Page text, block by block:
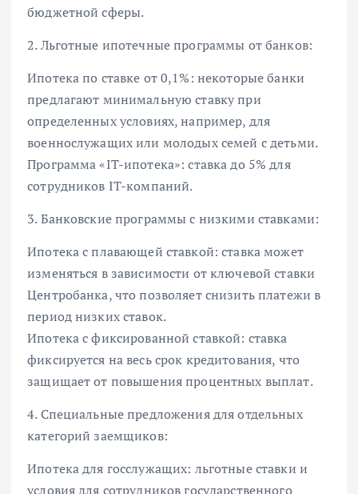
бюджетной сферы.
2. Льготные ипотечные программы от банков:
Ипотека по ставке от 0,1%: некоторые банки
предлагают минимальную ставку при
определенных условиях, например, для
военнослужащих или молодых семей с детьми.
Программа «IT-ипотека»: ставка до 5% для
сотрудников IT-компаний.
3. Банковские программы с низкими ставками:
Ипотека с плавающей ставкой: ставка может
изменяться в зависимости от ключевой ставки
Центробанка, что позволяет снизить платежи в
период низких ставок.
Ипотека с фиксированной ставкой: ставка
фиксируется на весь срок кредитования, что
защищает от повышения процентных выплат.
4. Специальные предложения для отдельных
категорий заемщиков:
Ипотека для госслужащих: льготные ставки и
условия для сотрудников государственного